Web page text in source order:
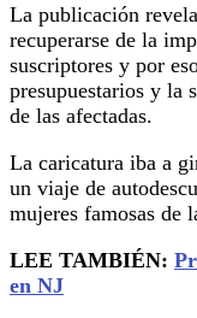
La publicación
recuperarse de la
suscriptores y por
presupuestarios y la
de las afectadas.
La caricatura iba a
un viaje de
mujeres famosas de
LEE TAMBIÉN:
en NJ